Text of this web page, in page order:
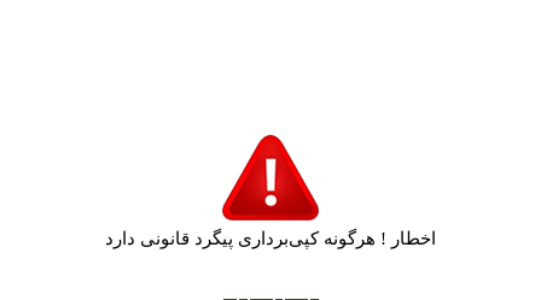
اخطار ! هرگونه کپی‌برداری پیگرد قانونی دارد